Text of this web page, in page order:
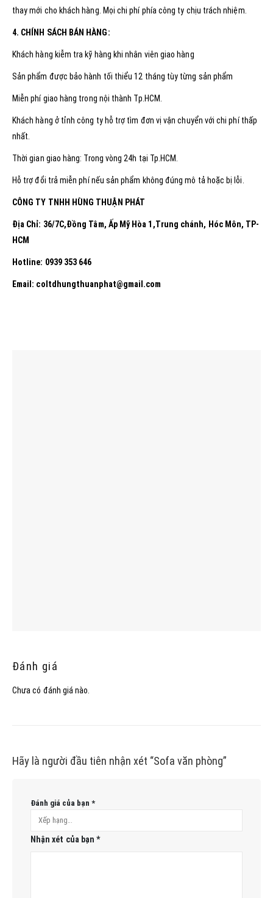
thay mới cho khách hàng. Mọi chi phí phía công ty chịu trách nhiệm.
4. CHÍNH SÁCH BÁN HÀNG:
Khách hàng kiễm tra kỹ hàng khi nhân viên giao hàng
Sản phẩm được bảo hành tối thiểu 12 tháng tùy từng sản phẩm
Miễn phí giao hàng trong nội thành Tp.HCM.
Khách hàng ở tỉnh công ty hỗ trợ tìm đơn vị vận chuyển với chi phí thấp
nhất.
Thời gian giao hàng: Trong vòng 24h tại Tp.HCM.
Hỗ trợ đổi trả miễn phí nếu sản phẩm không đúng mô tả hoặc bị lỗi.
CÔNG TY TNHH HÙNG THUẬN PHÁT
Địa Chỉ: 36/7C,Đồng Tâm, Ấp Mỹ Hòa 1,Trung chánh, Hóc Môn, TP-
HCM
Hotline: 0939 353 646
Email: coltdhungthuanphat@gmail.com
Đánh giá
Chưa có đánh giá nào.
Hãy là người đầu tiên nhận xét “Sofa văn phòng”
Đánh giá của bạn *
Nhận xét của bạn*